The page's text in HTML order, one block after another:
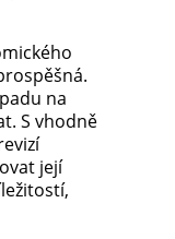
na
S vhodně
její